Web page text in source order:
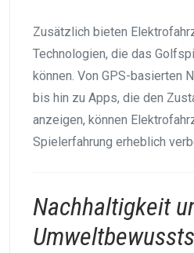
Zusätzlich bieten
Technologien, die das
können. Von GPS-basierten
bis hin zu Apps, die den
anzeigen, können
Spielerfahrung erheblich
Nachhaltigkeit